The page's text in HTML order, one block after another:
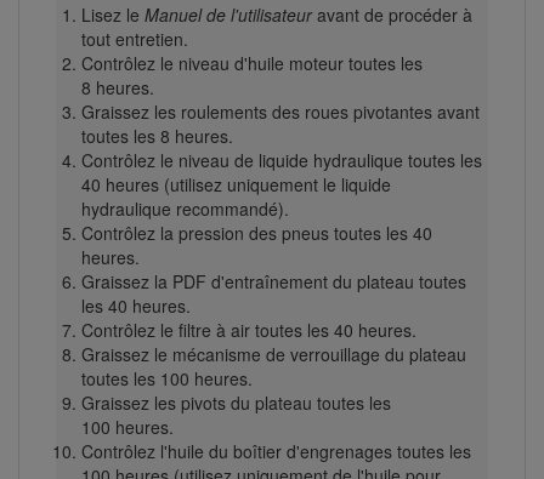
Lisez le Manuel de l'utilisateuravant de procéder à
tout entretien.
Contrôlez le niveau d'huile moteur toutes les
8 heures.
Graissez les roulements des roues pivotantes avant
toutes les 8 heures.
Contrôlez le niveau de liquide hydraulique toutes les
40 heures (utilisez uniquement le liquide
hydraulique recommandé).
Contrôlez la pression des pneus toutes les 40
heures.
Graissez la PDF d'entraînement du plateau toutes
les 40 heures.
Contrôlez le filtre à air toutes les 40 heures.
Graissez le mécanisme de verrouillage du plateau
toutes les 100 heures.
Graissez les pivots du plateau toutes les
100 heures.
Contrôlez l'huile du boîtier d'engrenages toutes les